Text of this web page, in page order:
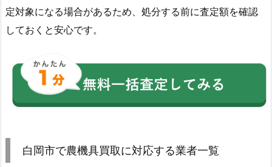
定対象になる場合があるため、処分する前に査定額を確認
しておくと安心です。
白岡市で農機具買取に対応する業者一覧